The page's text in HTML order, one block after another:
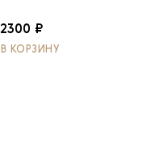
2300 ₽
В КОРЗИНУ